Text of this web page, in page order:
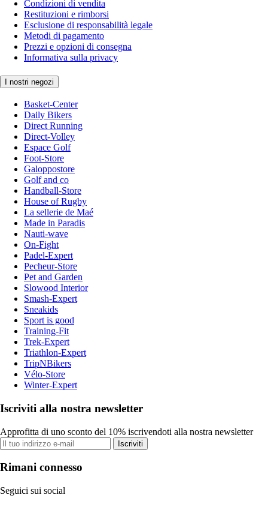
Condizioni di vendita
Restituzioni e rimborsi
Esclusione di responsabilità legale
Metodi di pagamento
Prezzi e opzioni di consegna
Informativa sulla privacy
I nostri negozi
Basket-Center
Daily Bikers
Direct Running
Direct-Volley
Espace Golf
Foot-Store
Galoppostore
Golf and co
Handball-Store
House of Rugby
La sellerie de Maé
Made in Paradis
Nauti-wave
On-Fight
Padel-Expert
Pecheur-Store
Pet and Garden
Slowood Interior
Smash-Expert
Sneakids
Sport is good
Training-Fit
Trek-Expert
Triathlon-Expert
TripNBikers
Vélo-Store
Winter-Expert
Iscriviti alla nostra newsletter
Approfitta di uno sconto del 10% iscrivendoti alla nostra newsletter
Iscriviti
Rimani connesso
Seguici sui social